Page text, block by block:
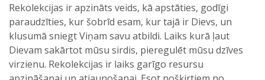
Rekolekcijas ir apzināts veids, kā apstāties, godīgi
paraudzīties, kur šobrīd esam, kur tajā ir Dievs, un
klusumā sniegt Viņam savu atbildi. Laiks kurā ļaut
Dievam sakārtot mūsu sirdis, pieregulēt mūsu dzīves
virzienu. Rekolekcijas ir laiks garīgo resursu